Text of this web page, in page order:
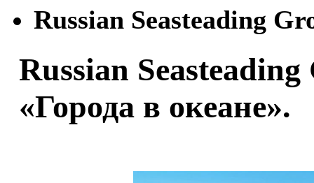
Russian Seasteading
Russian
«Города в океане».